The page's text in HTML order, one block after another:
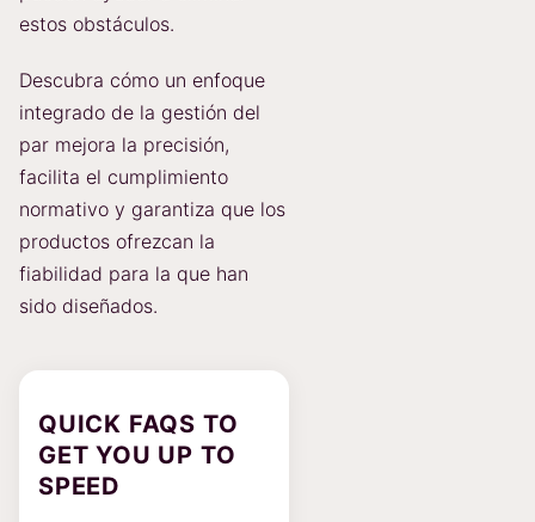
estos obstáculos.
Descubra cómo un enfoque
integrado de la gestión del
par mejora la precisión,
facilita el cumplimiento
normativo y garantiza que los
productos ofrezcan la
fiabilidad para la que han
sido diseñados.
QUICK FAQS TO
GET YOU UP TO
SPEED